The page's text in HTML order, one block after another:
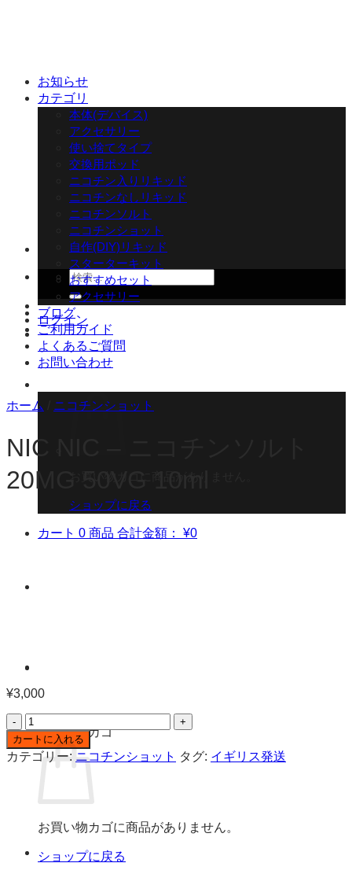
検
索
対
象:
ログイン
ショップに戻る
カート 0 商品 合計金額： ¥0
お買い物カゴ
お買い物カゴに商品がありません。
ショップに戻る
お知らせ
カテゴリ
本体(デバイス)
アクセサリー
使い捨てタイプ
交換用ポッド
ニコチン入りリキッド
ニコチンなしリキッド
ニコチンソルト
ニコチンショット
自作(DIY)リキッド
スターターキット
おすすめセット
アクセサリー
ブログ
ご利用ガイド
よくあるご質問
お問い合わせ
ホーム ニコチンショット
NIC NIC – ニコチンソルト
20MG 50VG 10ml
¥3,000
NIC
NIC
–
ニ
カートに入れる
カテゴリー: ニコチンショット タグ: イギリス発送